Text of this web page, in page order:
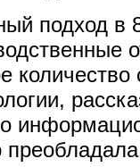
подход в
количество